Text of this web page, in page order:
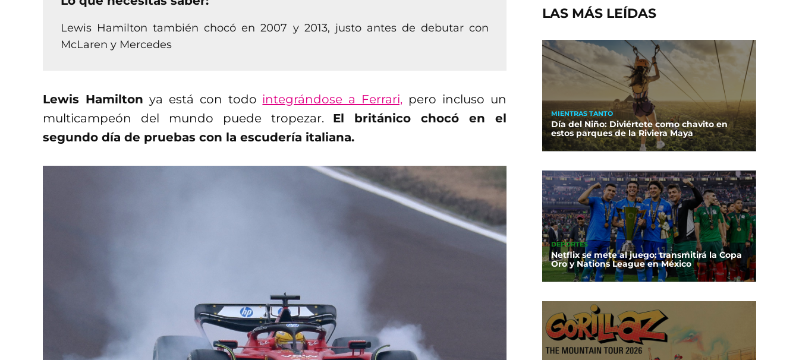
Lewis Hamilton también chocó en 2007 y 2013, justo antes de debutar con
McLaren y Mercedes
Lewis Hamilton ya está con todo integrándose a Ferrari, pero incluso un
multicampeón del mundo puede tropezar. El británico chocó en el
segundo día de pruebas con la escudería italiana.
LAS MÁS LEÍDAS
MIENTRAS TANTO
Día del Niño: Diviértete como chavito en
estos parques de la Riviera Maya
DEPORTES
Netflix se mete al juego: transmitirá la Copa
Oro y Nations League en México